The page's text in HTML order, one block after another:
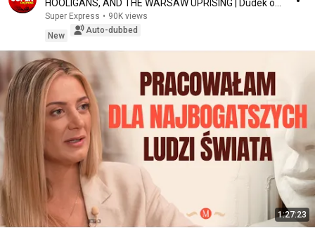
HOOLIGANS, AND THE WARSAW UPRISING | Dudek on
Politics
Super Express • 90K views
New
Auto-dubbed
1:27:23